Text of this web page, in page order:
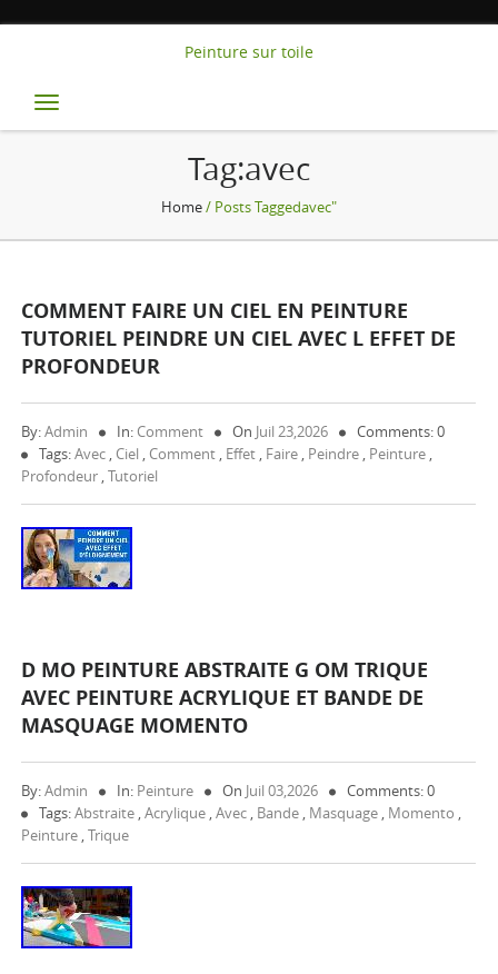
Peinture sur toile
Toggle
navigation
Tag:avec
Home/ Posts Taggedavec"
COMMENT FAIRE UN CIEL EN PEINTURE
TUTORIEL PEINDRE UN CIEL AVEC L EFFET DE
PROFONDEUR
By:Admin In: Comment On Juil 23,2026
Comments: 0
Tags:Avec , Ciel , Comment , Effet , Faire , Peindre , Peinture ,
Profondeur ,Tutoriel
D MO PEINTURE ABSTRAITE G OM TRIQUE
AVEC PEINTURE ACRYLIQUE ET BANDE DE
MASQUAGE MOMENTO
By:Admin In: Peinture On Juil 03,2026
Comments: 0
Tags:Abstraite ,Acrylique ,Avec , Bande , Masquage , Momento ,
Peinture ,Trique